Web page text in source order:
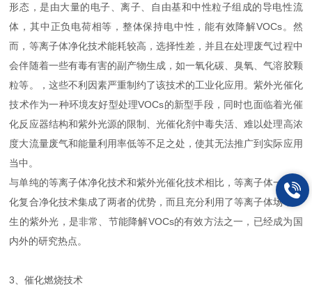
形态，是由大量的电子、离子、自由基和中性粒子组成的导电性流
体，其中正负电荷相等，整体保持电中性，能有效降解VOCs。然
而，等离子体净化技术能耗较高，选择性差，并且在处理废气过程中
会伴随着一些有毒有害的副产物生成，如一氧化碳、臭氧、气溶胶颗
粒等。，这些不利因素严重制约了该技术的工业化应用。紫外光催化
技术作为一种环境友好型处理VOCs的新型手段，同时也面临着光催
化反应器结构和紫外光源的限制、光催化剂中毒失活、难以处理高浓
度大流量废气和能量利用率低等不足之处，使其无法推广到实际应用
当中。
与单纯的等离子体净化技术和紫外光催化技术相比，等离子体一光催
化复合净化技术集成了两者的优势，而且充分利用了等离子体场中产
生的紫外光，是非常、节能降解VOCs的有效方法之一，已经成为国
内外的研究热点。
3、催化燃烧技术